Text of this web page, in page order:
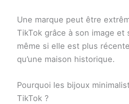
Une marque peut être
TikTok grâce à son image et
même si elle est plus
qu’une maison historique.
Pourquoi les bijoux
TikTok ?